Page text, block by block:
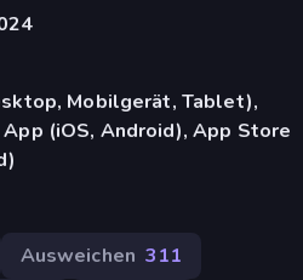
Mobilgerät, Tablet),
App (iOS, Android), App Store
Ausweichen 311